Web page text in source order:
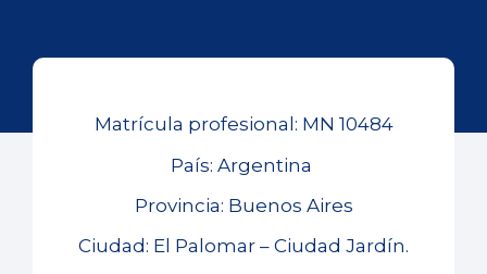
Matrícula profesional: MN 10484
País: Argentina
Provincia: Buenos Aires
Ciudad: El Palomar – Ciudad Jardín.